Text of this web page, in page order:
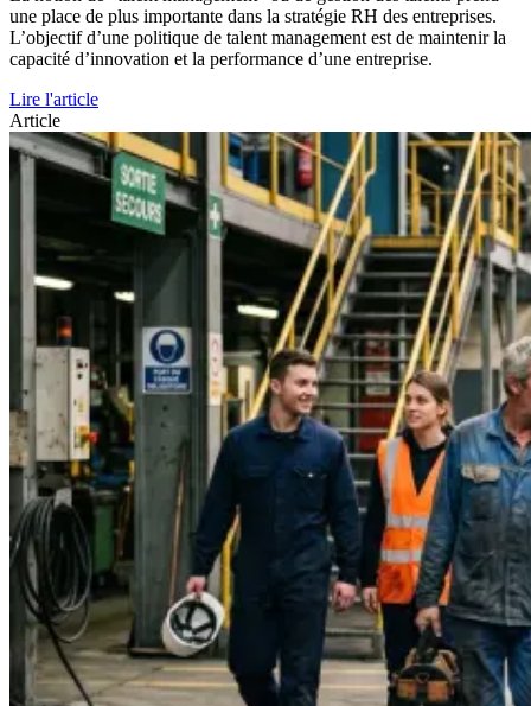
une place de plus importante dans la stratégie RH des entreprises.
L’objectif d’une politique de talent management est de maintenir la
capacité d’innovation et la performance d’une entreprise.
Lire l'article
Article